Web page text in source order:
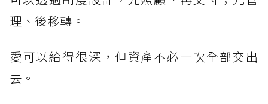
理、後移轉。
愛可以給得很深，但資產不必一次全部交出
去。